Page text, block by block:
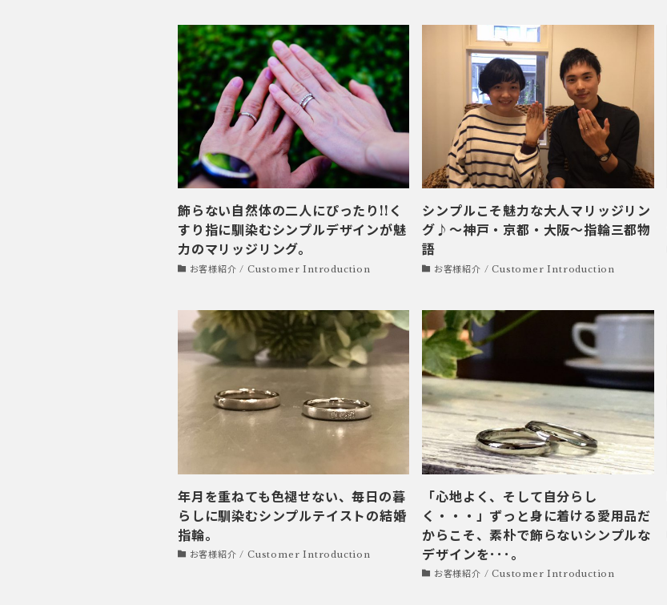
飾らない自然体の二人にぴったり!!く
すり指に馴染むシンプルデザインが魅
力のマリッジリング。
お客様紹介 / Customer Introduction
シンプルこそ魅力な大人マリッジリン
グ♪～神戸・京都・大阪～指輪三都物
語
お客様紹介 / Customer Introduction
年月を重ねても色褪せない、毎日の暮
らしに馴染むシンプルテイストの結婚
指輪。
お客様紹介 / Customer Introduction
「心地よく、そして自分らし
く・・・」ずっと身に着ける愛用品だ
からこそ、素朴で飾らないシンプルな
デザインを･･･。
お客様紹介 / Customer Introduction